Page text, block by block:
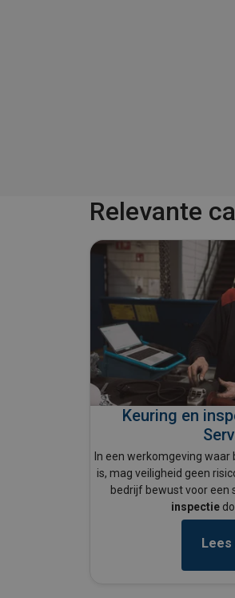
Relevante
Keuring en
In een werkomgeving
is, mag veiligheid geen
bedrijf bewust voor een
inspectie
Lees